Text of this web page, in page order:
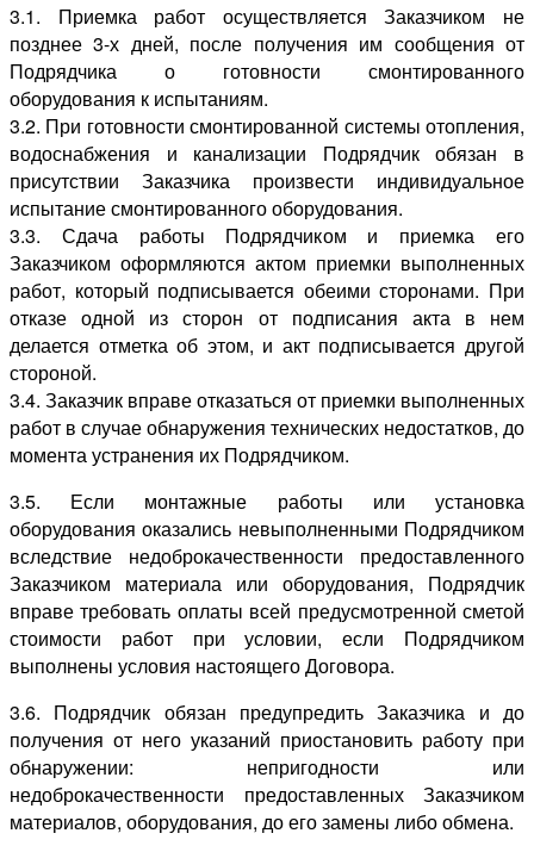
3.1. Приемка работ осуществляется Заказчиком не
позднее 3-х дней, после получения им сообщения от
Подрядчика о готовности смонтированного
оборудования к испытаниям.
3.2. При готовности смонтированной системы отопления,
водоснабжения и канализации Подрядчик обязан в
присутствии Заказчика произвести индивидуальное
испытание смонтированного оборудования.
3.3. Сдача работы Подрядчиком и приемка его
Заказчиком оформляются актом приемки выполненных
работ, который подписывается обеими сторонами. При
отказе одной из сторон от подписания акта в нем
делается отметка об этом, и акт подписывается другой
стороной.
3.4. Заказчик вправе отказаться от приемки выполненных
работ в случае обнаружения технических недостатков, до
момента устранения их Подрядчиком.
3.5. Если монтажные работы или установка
оборудования оказались невыполненными Подрядчиком
вследствие недоброкачественности предоставленного
Заказчиком материала или оборудования, Подрядчик
вправе требовать оплаты всей предусмотренной сметой
стоимости работ при условии, если Подрядчиком
выполнены условия настоящего Договора.
3.6. Подрядчик обязан предупредить Заказчика и до
получения от него указаний приостановить работу при
обнаружении: непригодности или
недоброкачественности предоставленных Заказчиком
материалов, оборудования, до его замены либо обмена.